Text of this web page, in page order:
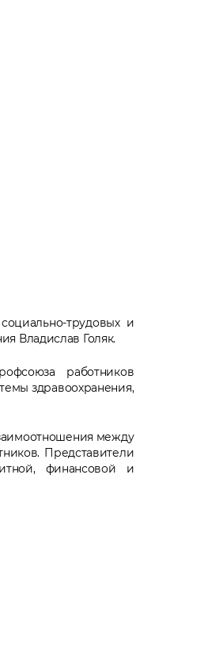
трудовых и
Владислав Голяк.
работников
здравоохранения,
между
Представители
финансовой и